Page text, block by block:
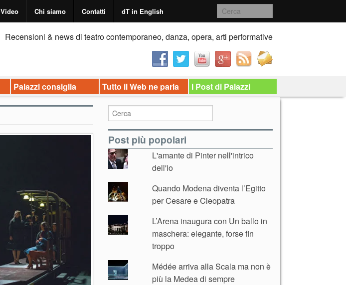
Video Chi siamo Contatti dT in English
Recensioni & news di teatro contemporaneo, danza, opera, arti performative
Palazzi consiglia Tutto il Web ne parla I Post di Palazzi
Post più popolari
L'amante di Pinter nell'intrico
dell'io
Quando Modena diventa l’Egitto
per Cesare e Cleopatra
L’Arena inaugura con Un ballo in
maschera: elegante, forse fin
troppo
Médée arriva alla Scala ma non è
più la Medea di sempre